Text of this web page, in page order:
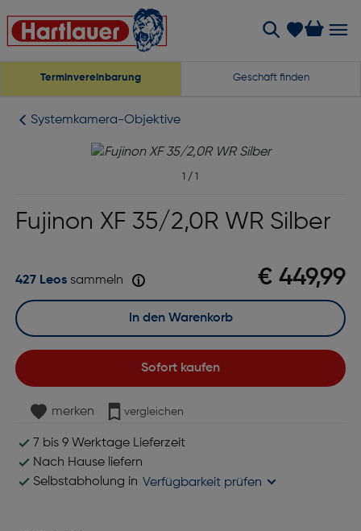
Terminvereinbarung Geschäft finden
Systemkamera-Objektive
1 / 1
Fujinon XF 35/2,0R WR Silber
€ 449,99
427 Leossammeln
Sofort kaufen
In den Warenkorb
merken vergleichen
7 bis 9 Werktage Lieferzeit
Nach Hause liefern
Selbstabholung in Verfügbarkeit prüfen